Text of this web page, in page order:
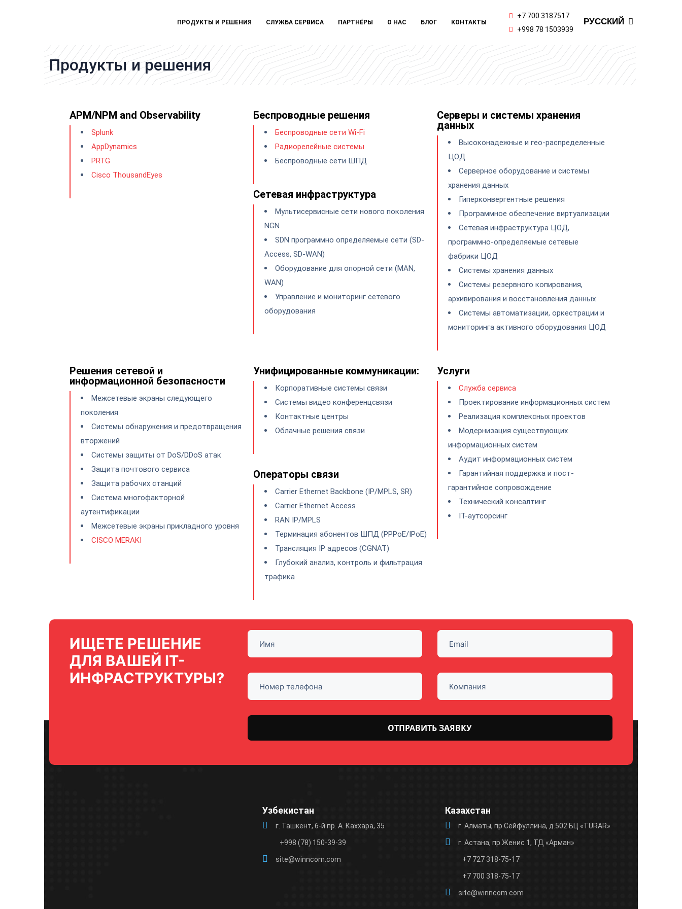
ПРОДУКТЫ И РЕШЕНИЯ СЛУЖБА СЕРВИСА ПАРТНЁРЫ О НАС БЛОГ КОНТАКТЫ
+7 700 3187517
+998 78 1503939
РУССКИЙ
ҚАЗАҚ ТІЛІ
Продукты и решения
APM/NPM and Observability
Splunk
AppDynamics
PRTG
Cisco ThousandEyes
Беспроводные решения
Беспроводные сети Wi-Fi
Радиорелейные системы
Беспроводные сети ШПД
Сетевая инфраструктура
Мультисервисные сети нового поколения
NGN
SDN программно определяемые сети (SD-
Access, SD-WAN)
Оборудование для опорной сети (MAN,
WAN)
Управление и мониторинг сетевого
оборудования
Серверы и системы хранения
данных
Высоконадежные и гео-распределенные
ЦОД
Серверное оборудование и системы
хранения данных
Гиперконвергентные решения
Программное обеспечение виртуализации
Сетевая инфраструктура ЦОД,
программно-определяемые сетевые
фабрики ЦОД
Системы хранения данных
Системы резервного копирования,
архивирования и восстановления данных
Системы автоматизации, оркестрации и
мониторинга активного оборудования ЦОД
Решения сетевой и
информационной безопасности
Межсетевые экраны следующего
поколения
Системы обнаружения и предотвращения
вторжений
Системы защиты от DoS/DDoS атак
Защита почтового сервиса
Защита рабочих станций
Система многофакторной
аутентификации
Межсетевые экраны прикладного уровня
CISCO MERAKI
Унифицированные коммуникации:
Корпоративные системы связи
Системы видео конференцсвязи
Контактные центры
Облачные решения связи
Операторы связи
Carrier Ethernet Backbone (IP/MPLS, SR)
Carrier Ethernet Access
RAN IP/MPLS
Терминация абонентов ШПД (PPPoE/IPoE)
Трансляция IP адресов (CGNAT)
Глубокий анализ, контроль и фильтрация
трафика
Услуги
Cлужба сервиса
Проектирование информационных систем
Реализация комплексных проектов
Модернизация существующих
информационных систем
Аудит информационных систем
Гарантийная поддержка и пост-
гарантийное сопровождение
Технический консалтинг
IT-аутсорсинг
ИЩЕТЕ РЕШЕНИЕ
ДЛЯ ВАШЕЙ IT-
ИНФРАСТРУКТУРЫ?
Узбекистан
г. Ташкент, 6-й пр. А. Каххара, 35
+998 (78) 150-39-39
site@winncom.com
Казахстан
г. Алматы, пр.Сейфуллина, д.502 БЦ «TURAR»
г. Астана, пр.Женис 1, ТД «Арман»
+7 727 318-75-17
+7 700 318-75-17
site@winncom.com